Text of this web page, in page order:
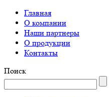
Главная
О компании
Наши партнеры
О продукции
Контакты
Поиск